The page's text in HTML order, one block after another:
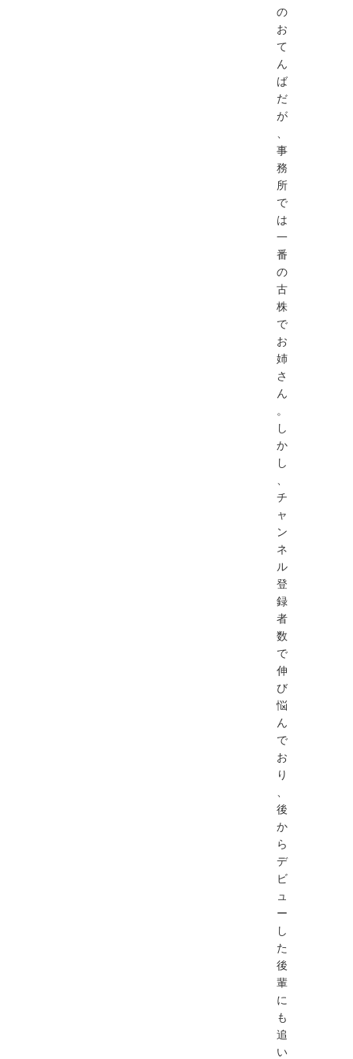
の
お
て
ん
ば
だ
が
、
事
務
所
で
は
一
番
の
古
株
で
お
姉
さ
ん
。
し
か
し
、
チ
ャ
ン
ネ
ル
登
録
者
数
で
伸
び
悩
ん
で
お
り
、
後
か
ら
デ
ビ
ュ
ー
し
た
後
輩
に
も
追
い